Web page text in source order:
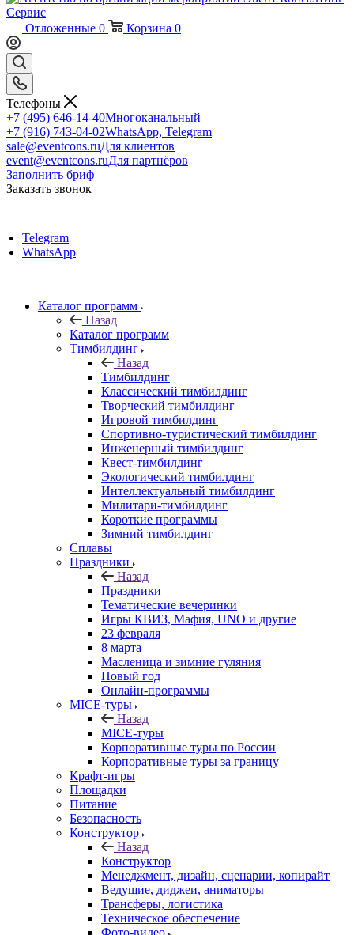
Отложенные 0 Корзина 0
Телефоны
+7 (495) 646-14-40Многоканальный
+7 (916) 743-04-02WhatsApp, Telegram
sale@eventcons.ruДля клиентов
event@eventcons.ruДля партнёров
Заполнить бриф
Заказать звонок
Telegram
WhatsApp
Каталог программ
Назад
Каталог программ
Тимбилдинг
Назад
Тимбилдинг
Классический тимбилдинг
Творческий тимбилдинг
Игровой тимбилдинг
Спортивно-туристический тимбилдинг
Инженерный тимбилдинг
Квест-тимбилдинг
Экологический тимбилдинг
Интеллектуальный тимбилдинг
Милитари-тимбилдинг
Короткие программы
Зимний тимбилдинг
Сплавы
Праздники
Назад
Праздники
Тематические вечеринки
Игры КВИЗ, Мафия, UNO и другие
23 февраля
8 марта
Масленица и зимние гуляния
Новый год
Онлайн-программы
MICE‑туры
Назад
MICE‑туры
Корпоративные туры по России
Корпоративные туры за границу
Крафт-игры
Площадки
Питание
Безопасность
Конструктор
Назад
Конструктор
Менеджмент, дизайн, сценарии, копирайт
Ведущие, диджеи, аниматоры
Трансферы, логистика
Техническое обеспечение
Фото-видео